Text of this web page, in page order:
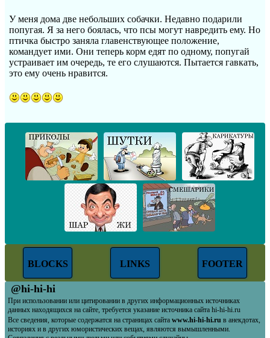
У меня дома две небольших собачки. Недавно подарили
попугая. Я за него боялась, что псы могут навредить ему. Но
птичка быстро заняла главенствующее положение,
командует ими. Они теперь корм едят по одному, попугай
устраивает им очередь, те его слушаются. Пытается гавкать,
это ему очень нравится.
BLOCKS LINKS FOOTER
@hi-hi-hi
При использовании или цитировании в других информационных источниках
данных находящихся на сайте, требуется указание источника сайта hi-hi-hi.ru
Все сведения, которые содержатся на страницах сайта www.hi-hi-hi.ru в анекдотах,
историях и в других юмористических вещах, являются вымышленными.